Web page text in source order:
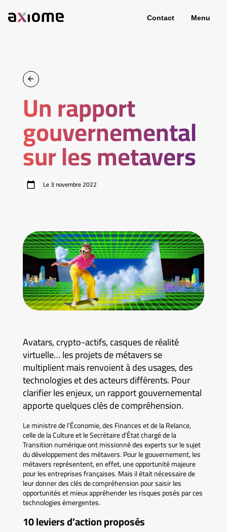
Contact Menu
Un rapport
gouvernemental
sur les metavers
Le 3 novembre 2022
Avatars, crypto-actifs, casques de réalité
virtuelle… les projets de métavers se
multiplient mais renvoient à des usages, des
technologies et des acteurs différents. Pour
clarifier les enjeux, un rapport gouvernemental
apporte quelques clés de compréhension.
Le ministre de l’Économie, des Finances et de la Relance,
celle de la Culture et le Secrétaire d’État chargé de la
Transition numérique ont missionné des experts sur le sujet
du développement des métavers. Pour le gouvernement, les
métavers représentent, en effet, une opportunité majeure
pour les entreprises françaises. Mais il était nécessaire de
leur donner des clés de compréhension pour saisir les
opportunités et mieux appréhender les risques posés par ces
technologies émergentes.
10 leviers d’action proposés